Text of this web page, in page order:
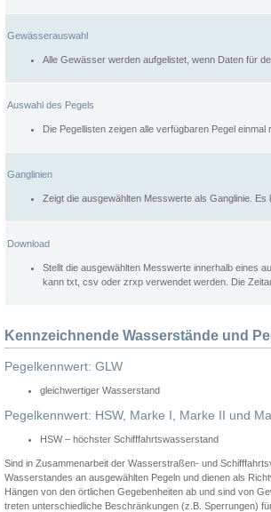
Gewässerauswahl
Alle Gewässer werden aufgelistet, wenn Daten für
Auswahl des Pegels
Die Pegellisten zeigen alle verfügbaren Pegel einmal
Ganglinien
Zeigt die ausgewählten Messwerte als Ganglinie. Es
Download
Stellt die ausgewählten Messwerte innerhalb eines
kann txt, csv oder zrxp verwendet werden. Die
Kennzeichnende Wasserstände und
Pegelkennwert: GLW
gleichwertiger Wasserstand
Pegelkennwert: HSW, Marke I, Marke II und
HSW – höchster Schifffahrtswasserstand
Sind in Zusammenarbeit der Wasserstraßen- und
Wasserstandes an ausgewählten Pegeln und dienen als
Hängen von den örtlichen Gegebenheiten ab und sind von
treten unterschiedliche Beschränkungen (z.B. Sperrungen)